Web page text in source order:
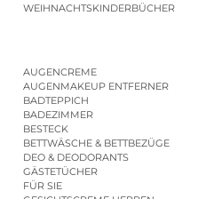
WEIHNACHTSKINDERBÜCHER
AUGENCREME
AUGENMAKEUP ENTFERNER
BADTEPPICH
BADEZIMMER
BESTECK
BETTWÄSCHE & BETTBEZÜGE
DEO & DEODORANTS
GÄSTETÜCHER
FÜR SIE